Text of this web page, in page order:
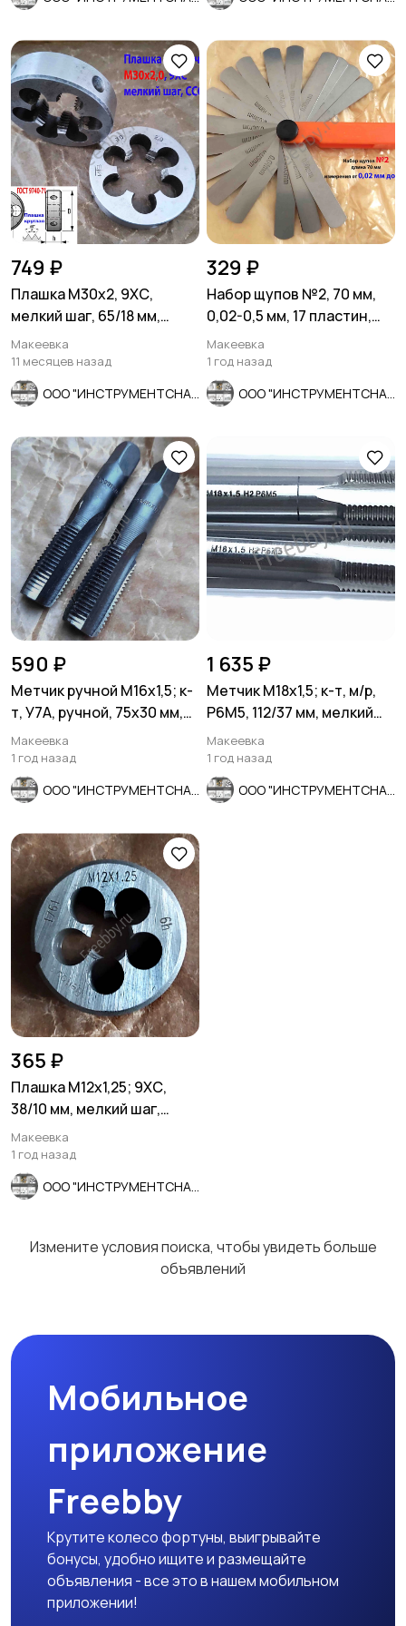
749 ₽
Плашка М30х2, 9ХС,
мелкий шаг, 65/18 мм,
ГОСТ 7740-71, СССР
Макеевка
11 месяцев назад
329 ₽
Набор щупов №2, 70 мм,
0,02-0,5 мм, 17 пластин,
Россия.
Макеевка
1 год назад
590 ₽
Метчик ручной М16х1,5; к-
т, У7А, ручной, 75х30 мм,
мелкий шаг, СССР.
Макеевка
1 год назад
1 635 ₽
Метчик М18х1,5; к-т, м/р,
Р6М5, 112/37 мм, мелкий
шаг, шлифованный, ГО
Макеевка
1 год назад
365 ₽
Плашка М12х1,25; 9ХС,
38/10 мм, мелкий шаг,
ГОСТ 7740-71.
Макеевка
1 год назад
Измените условия поиска, чтобы увидеть больше
объявлений
Мобильное
приложение
Freebby
Крутите колесо фортуны, выигрывайте
бонусы, удобно ищите и размещайте
объявления - все это в нашем мобильном
приложении!